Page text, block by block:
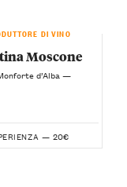
DI VINO
Moscone
d’Alba —
— 20€